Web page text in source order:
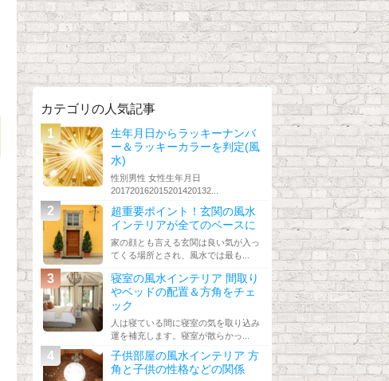
カテゴリの人気記事
生年月日からラッキーナンバ
ー＆ラッキーカラーを判定(風
水)
性別男性 女性生年月日
201720162015201420132...
超重要ポイント！玄関の風水
インテリアが全てのベースに
家の顔とも言える玄関は良い気が入っ
てくる場所とされ、風水では最も...
寝室の風水インテリア 間取り
やベッドの配置＆方角をチェ
ック
人は寝ている間に寝室の気を取り込み
運を補充します。寝室が散らかっ...
子供部屋の風水インテリア 方
角と子供の性格などの関係